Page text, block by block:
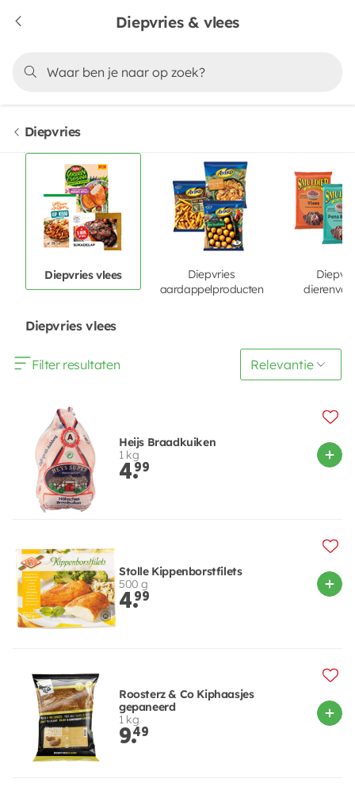
Diepvries & vlees
Diepvries
Diepvries vlees
Diepvries
aardappelproducten
Diepvries vlees
Filter resultaten
Heijs Braadkuiken
1 kg
4.99
Stolle Kippenborstfilets
500 g
4.99
Roosterz & Co Kiphaasjes
gepaneerd
1 kg
9.49